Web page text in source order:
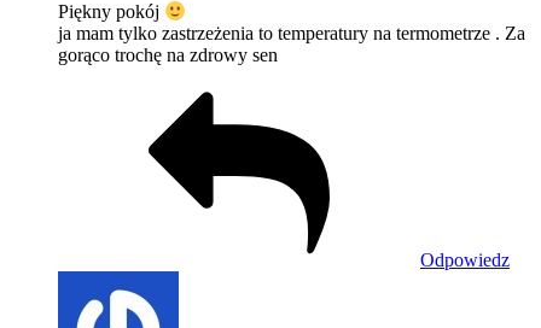
Piękny pokój
ja mam tylko zastrzeżenia to temperatury na termometrze . Za
gorąco trochę na zdrowy sen
Odpowiedz